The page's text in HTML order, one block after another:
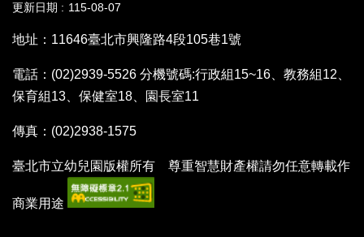
更新日期 115-08-07
地址：11646臺北市興隆路4段105巷1號
電話：(02)2939-5526 分機號碼:行政組15~16、教務組12、
保育組13、保健室18、園長室11
傳真：(02)2938-1575
臺北市立幼兒園版權所有 尊重智慧財產權請勿任意轉載作
商業用途